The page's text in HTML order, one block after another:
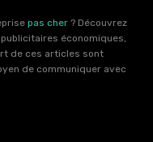
pas cher ? Découvrez
économiques,
de ces articles sont
de communiquer avec